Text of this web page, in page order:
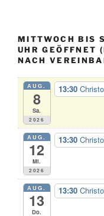
MITTWOCH BIS
UHR GEÖFFNET
NACH
AUG.
8
Sa.
2026
13:30
AUG.
12
Mi.
2026
13:30
AUG.
13
Do.
13:30